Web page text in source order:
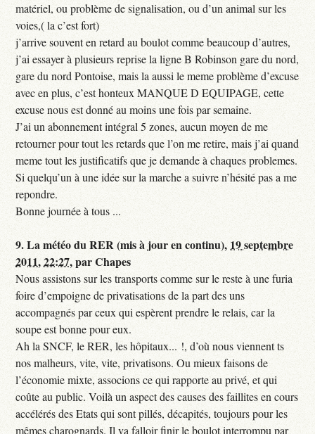
matériel, ou problème de signalisation, ou d’un animal sur les
voies,( la c’est fort)
j’arrive souvent en retard au boulot comme beaucoup d’autres,
j’ai essayer à plusieurs reprise la ligne B Robinson gare du nord,
gare du nord Pontoise, mais la aussi le meme problème d’excuse
avec en plus, c’est honteux MANQUE D EQUIPAGE, cette
excuse nous est donné au moins une fois par semaine.
J’ai un abonnement intégral 5 zones, aucun moyen de me
retourner pour tout les retards que l’on me retire, mais j’ai quand
meme tout les justificatifs que je demande à chaques problemes.
Si quelqu’un à une idée sur la marche a suivre n’hésité pas a me
repondre.
Bonne journée à tous ...
9.La météo du RER (mis à jour en continu), 19 septembre
2011, 22:27,parChapes
Nous assistons sur les transports comme sur le reste à une furia
foire d’empoigne de privatisations de la part des uns
accompagnés par ceux qui espèrent prendre le relais, car la
soupe est bonne pour eux.
Ah la SNCF, le RER, les hôpitaux... !, d’où nous viennent ts
nos malheurs, vite, vite, privatisons. Ou mieux faisons de
l’économie mixte, associons ce qui rapporte au privé, et qui
coûte au public. Voilà un aspect des causes des faillites en cours
accélérés des Etats qui sont pillés, décapités, toujours pour les
mêmes charognards. Il va falloir finir le boulot interrompu par